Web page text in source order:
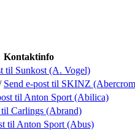
Kontaktinfo
til Sunkost (A. Vogel)
Send e-post til SKINZ
til Anton Sport (Abilica)
til Carlings (Abrand)
til Anton Sport (Abus)